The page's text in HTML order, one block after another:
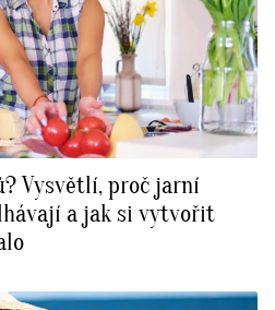
Vysvětlí, proč jarní
a jak si vytvořit